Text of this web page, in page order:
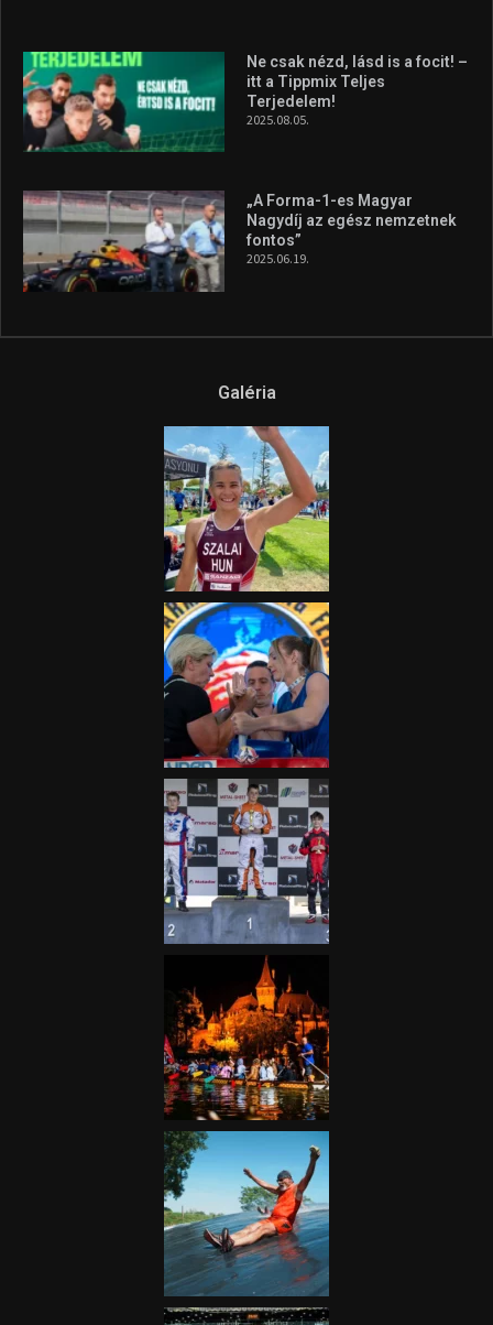
Ne csak nézd, lásd is a focit! –
itt a Tippmix Teljes
Terjedelem!
2025.08.05.
„A Forma-1-es Magyar
Nagydíj az egész nemzetnek
fontos”
2025.06.19.
Galéria